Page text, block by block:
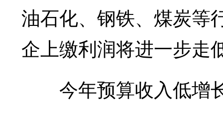
油石化、钢铁、煤炭等
企上缴利润将进一步走
今年预算收入低增